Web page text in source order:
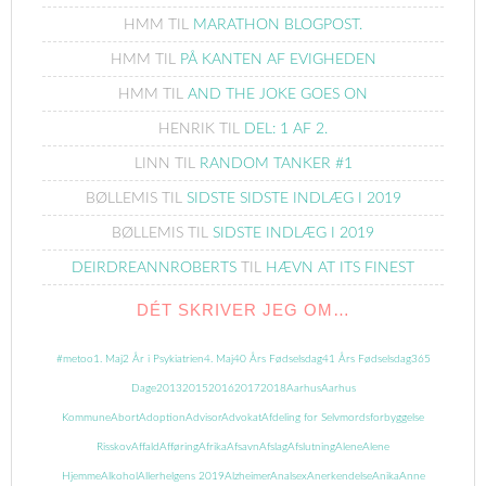
HMM TIL MARATHON BLOGPOST.
HMM TIL PÅ KANTEN AF EVIGHEDEN
HMM TIL AND THE JOKE GOES ON
HENRIK TIL DEL: 1 AF 2.
LINN TIL RANDOM TANKER #1
BØLLEMISTIL SIDSTE SIDSTE INDLÆG I 2019
BØLLEMIS TIL SIDSTE INDLÆG I 2019
DEIRDREANNROBERTS TIL HÆVN AT ITS FINEST
DÉT SKRIVER JEG OM…
#metoo 1. Maj2 År i Psykiatrien4. Maj40 Års Fødselsdag41 Års Fødselsdag365
Dage20132015201620172018AarhusAarhus
KommuneAbortAdoptionAdvisorAdvokatAfdeling for Selvmordsforbyggelse
RisskovAffald AfføringAfrikaAfsavnAfslagAfslutningAleneAlene
HjemmeAlkohol Allerhelgens 2019AlzheimerAnalsexAnerkendelseAnikaAnne